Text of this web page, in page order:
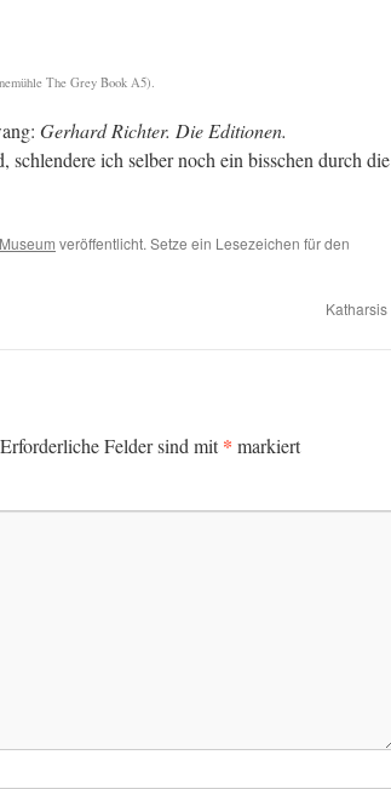
The Grey Book A5).
Gerhard Richter. Die Editionen.
schlendere ich selber noch ein bisschen durch die
Museum veröffentlicht. Setze ein Lesezeichen für den
Katharsis
Erforderliche Felder sind mit* markiert